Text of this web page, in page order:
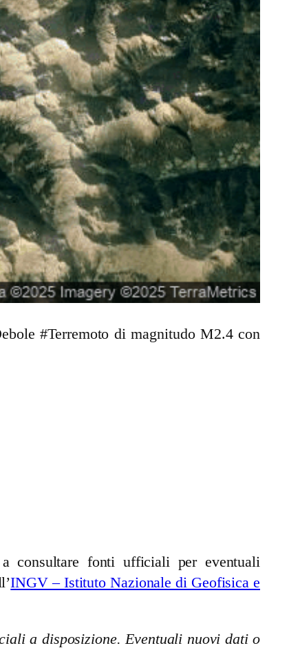
#Terremoto di magnitudo M2.4 con
consultare fonti ufficiali per eventuali
INGV – Istituto Nazionale di Geofisica e
a disposizione. Eventuali nuovi dati o